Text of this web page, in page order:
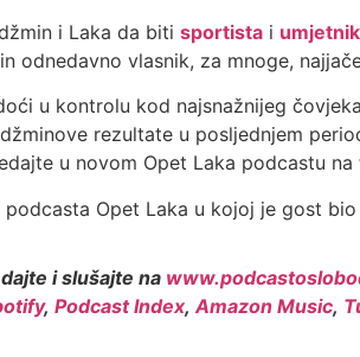
i Laka da bitisportista i umjetnik
odnedavno vlasnik, za mnoge,
u kontrolu kod najsnažnijeg
rezultate u posljednjem
u novom Opet Laka podcastu na
podcasta Opet Laka u kojoj je gost
i slušajte na
,Podcast Index,Amazon Music,